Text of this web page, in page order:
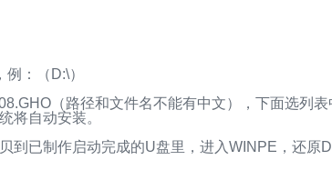
：（D:\）
（路径和文件名不能有中文），下面选列表
将自动安装。
到已制作启动完成的U盘里，进入WINPE，还原